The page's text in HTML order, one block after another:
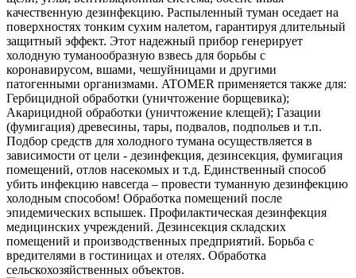
качественную дезинфекцию. Распыленный туман оседает на
поверхностях тонким сухим налетом, гарантируя длительный
защитный эффект. Этот надежный прибор генерирует
холодную туманообразную взвесь для борьбы с
коронавирусом, вшами, чешуйницами и другими
патогенными организмами. ATOMER применяется также для:
Гербицидной обработки (уничтожение борщевика);
Акарицидной обработки (уничтожение клещей); Газации
(фумигация) древесины, тары, подвалов, подпольев и т.п.
Подбор средств для холодного тумана осуществляется в
зависимости от цели - дезинфекция, дезинсекция, фумигация
помещений, отлов насекомых и т.д. Единственный способ
убить инфекцию навсегда – провести туманную дезинфекцию
холодным способом! Обработка помещений после
эпидемических вспышек. Профилактическая дезинфекция
медицинских учреждений. Дезинсекция складских
помещений и производственных предприятий. Борьба с
вредителями в гостиницах и отелях. Обработка
сельскохозяйственных объектов.